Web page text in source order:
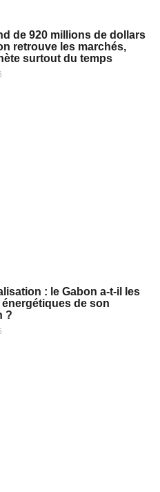
de 920 millions de dollars
retrouve les marchés,
surtout du temps
: le Gabon a-t-il les
de son
?